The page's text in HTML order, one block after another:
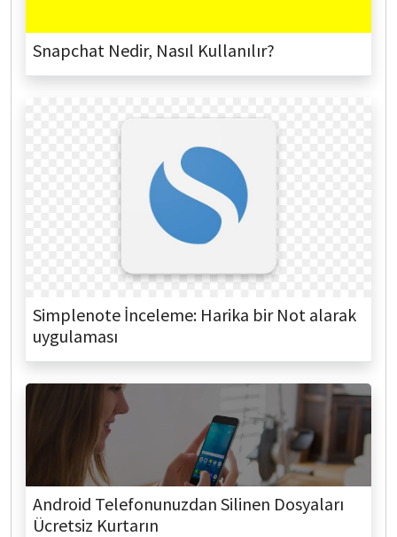
Snapchat Nedir, Nasıl Kullanılır?
Simplenote İnceleme: Harika bir Not alarak
uygulaması
Android Telefonunuzdan Silinen Dosyaları
Ücretsiz Kurtarın